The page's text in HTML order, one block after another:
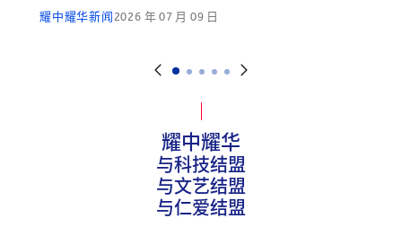
耀中耀华新闻 2026 年 07 月 09 日
耀中耀华
与科技结盟
与文艺结盟
与仁爱结盟